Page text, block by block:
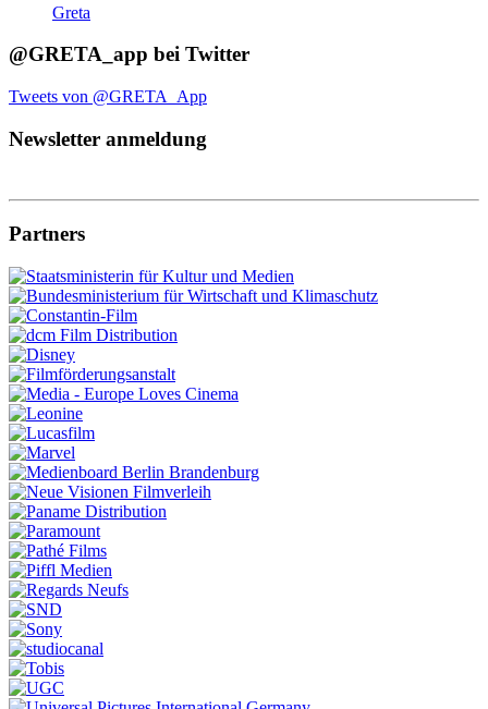
Greta
@GRETA_app bei Twitter
Tweets von @GRETA_App
Newsletter anmeldung
Partners